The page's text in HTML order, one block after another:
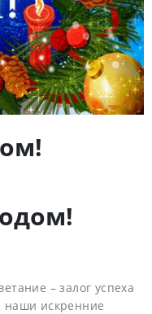
– залог успеха
наши искренние